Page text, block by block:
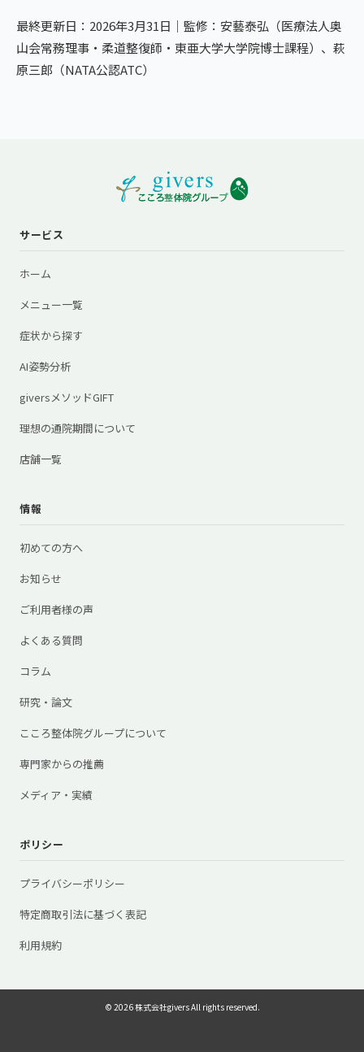
最終更新日：2026年3月31日｜監修：安藝泰弘（医療法人奥
山会常務理事・柔道整復師・東亜大学大学院博士課程）、萩
原三郎（NATA公認ATC）
サービス
ホーム
メニュー一覧
症状から探す
AI姿勢分析
giversメソッドGIFT
理想の通院期間について
店舗一覧
情報
初めての方へ
お知らせ
ご利用者様の声
よくある質問
コラム
研究・論文
こころ整体院グループについて
専門家からの推薦
メディア・実績
ポリシー
プライバシーポリシー
特定商取引法に基づく表記
利用規約
© 2026 株式会社givers All rights reserved.